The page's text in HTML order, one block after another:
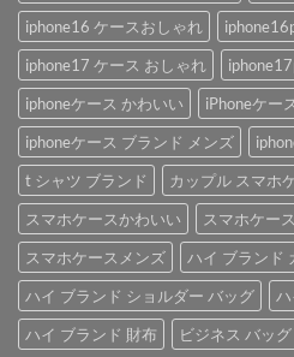
iphone16 ケースおしゃれ
iphone17 ケース おしゃれ
iphoneケース かわいい
iPhoneケー
iphoneケース ブランド メンズ
t シャツ ブランド
カップル スマホ
スマホケースかわいい
スマホケー
スマホケースメンズ
ハイ ブランド
ハイ ブランド ショルダー バッグ
ハイ ブランド 財布
ビジネス バッ